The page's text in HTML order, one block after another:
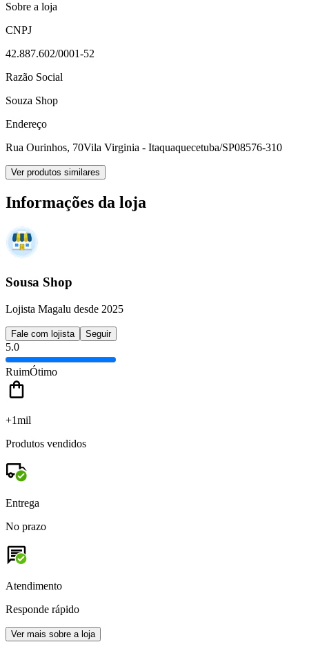
Sobre a loja
CNPJ
42.887.602/0001-52
Razão Social
Souza Shop
Endereço
Rua Ourinhos, 70Vila Virginia - Itaquaquecetuba/SP08576-310
Ver produtos similares
Informações da loja
Sousa Shop
Lojista Magalu desde 2025
Fale com lojista Seguir
5.0
RuimÓtimo
+1mil
Produtos vendidos
Entrega
No prazo
Atendimento
Responde rápido
Ver mais sobre a loja